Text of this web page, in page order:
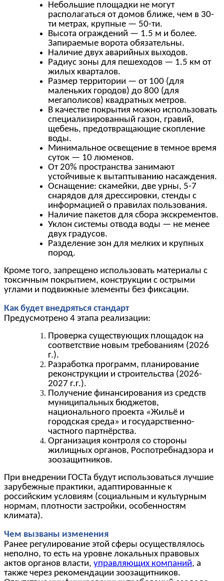
Небольшие площадки не могут
располагаться от домов ближе, чем в 30-
ти метрах, крупные — 50-ти.
Высота ограждений — 1.5 м и более.
Запираемые ворота обязательны.
Наличие двух аварийных выходов.
Радиус зоны для пешеходов — 1.5 км от
жилых кварталов.
Размер территории — от 100 (для
маленьких городов) до 800 (для
мегаполисов) квадратных метров.
В качестве покрытия можно использовать
специализированный газон, гравий,
щебень, предотвращающие скопление
воды.
Минимальное освещение в темное время
суток — 10 люменов.
От 20% пространства занимают
устойчивые к вытаптыванию насаждения.
Оснащение: скамейки, две урны, 5-7
снарядов для дрессировки, стенды с
информацией о правилах пользования.
Наличие пакетов для сбора экскрементов.
Уклон системы отвода воды — не менее
двух градусов.
Разделение зон для мелких и крупных
пород.
Кроме того, запрещено использовать материалы с
токсичным покрытием, конструкции с острыми
углами и подвижные элементы без фиксации.
Как будет внедряться стандарт
Предусмотрено 4 этапа реализации:
Проверка существующих площадок на
соответствие новым требованиям (2026
г.).
Разработка программ, планирование
реконструкции и строительства (2026-
2027 г.г.).
Получение финансирования из средств
муниципальных бюджетов,
национального проекта «Жильё и
городская среда» и государственно-
частного партнёрства.
Организация контроля со стороны
жилищных органов, Роспотребнадзора и
зоозащитников.
При внедрении ГОСТа будут использоваться лучшие
зарубежные практики, адаптированные к
российским условиям (социальным и культурным
нормам, плотности застройки, особенностям
климата).
Чем вызваны изменения
Ранее регулирование этой сферы осуществлялось
неполно, то есть на уровне локальных правовых
актов органов власти, управляющих компаний, а
также через рекомендации зоозащитников.